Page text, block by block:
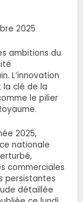
2025
ambitions du
L’innovation
clé de la
le pilier
2025,
nationale
commerciales
persistantes
détaillée